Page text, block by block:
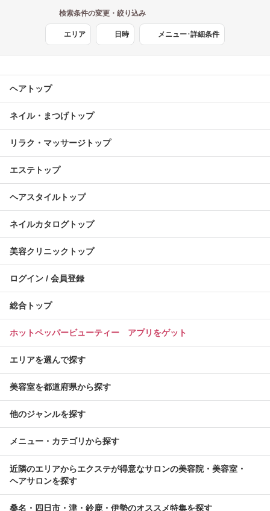
検索条件の変更・絞り込み
エリア 日時 メニュー･詳細条件
ヘアトップ
ネイル・まつげトップ
リラク・マッサージトップ
エステトップ
ヘアスタイルトップ
ネイルカタログトップ
美容クリニックトップ
ログイン / 会員登録
総合トップ
ホットペッパービューティー アプリをゲット
エリアを選んで探す
美容室を都道府県から探す
他のジャンルを探す
メニュー・カテゴリから探す
近隣のエリアからエクステが得意なサロンの美容院・美容室・
ヘアサロンを探す
桑名・四日市・津・鈴鹿・伊勢のオススメ特集を探す